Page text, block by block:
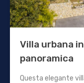
Villa urbana
panoramica
Questa elegante